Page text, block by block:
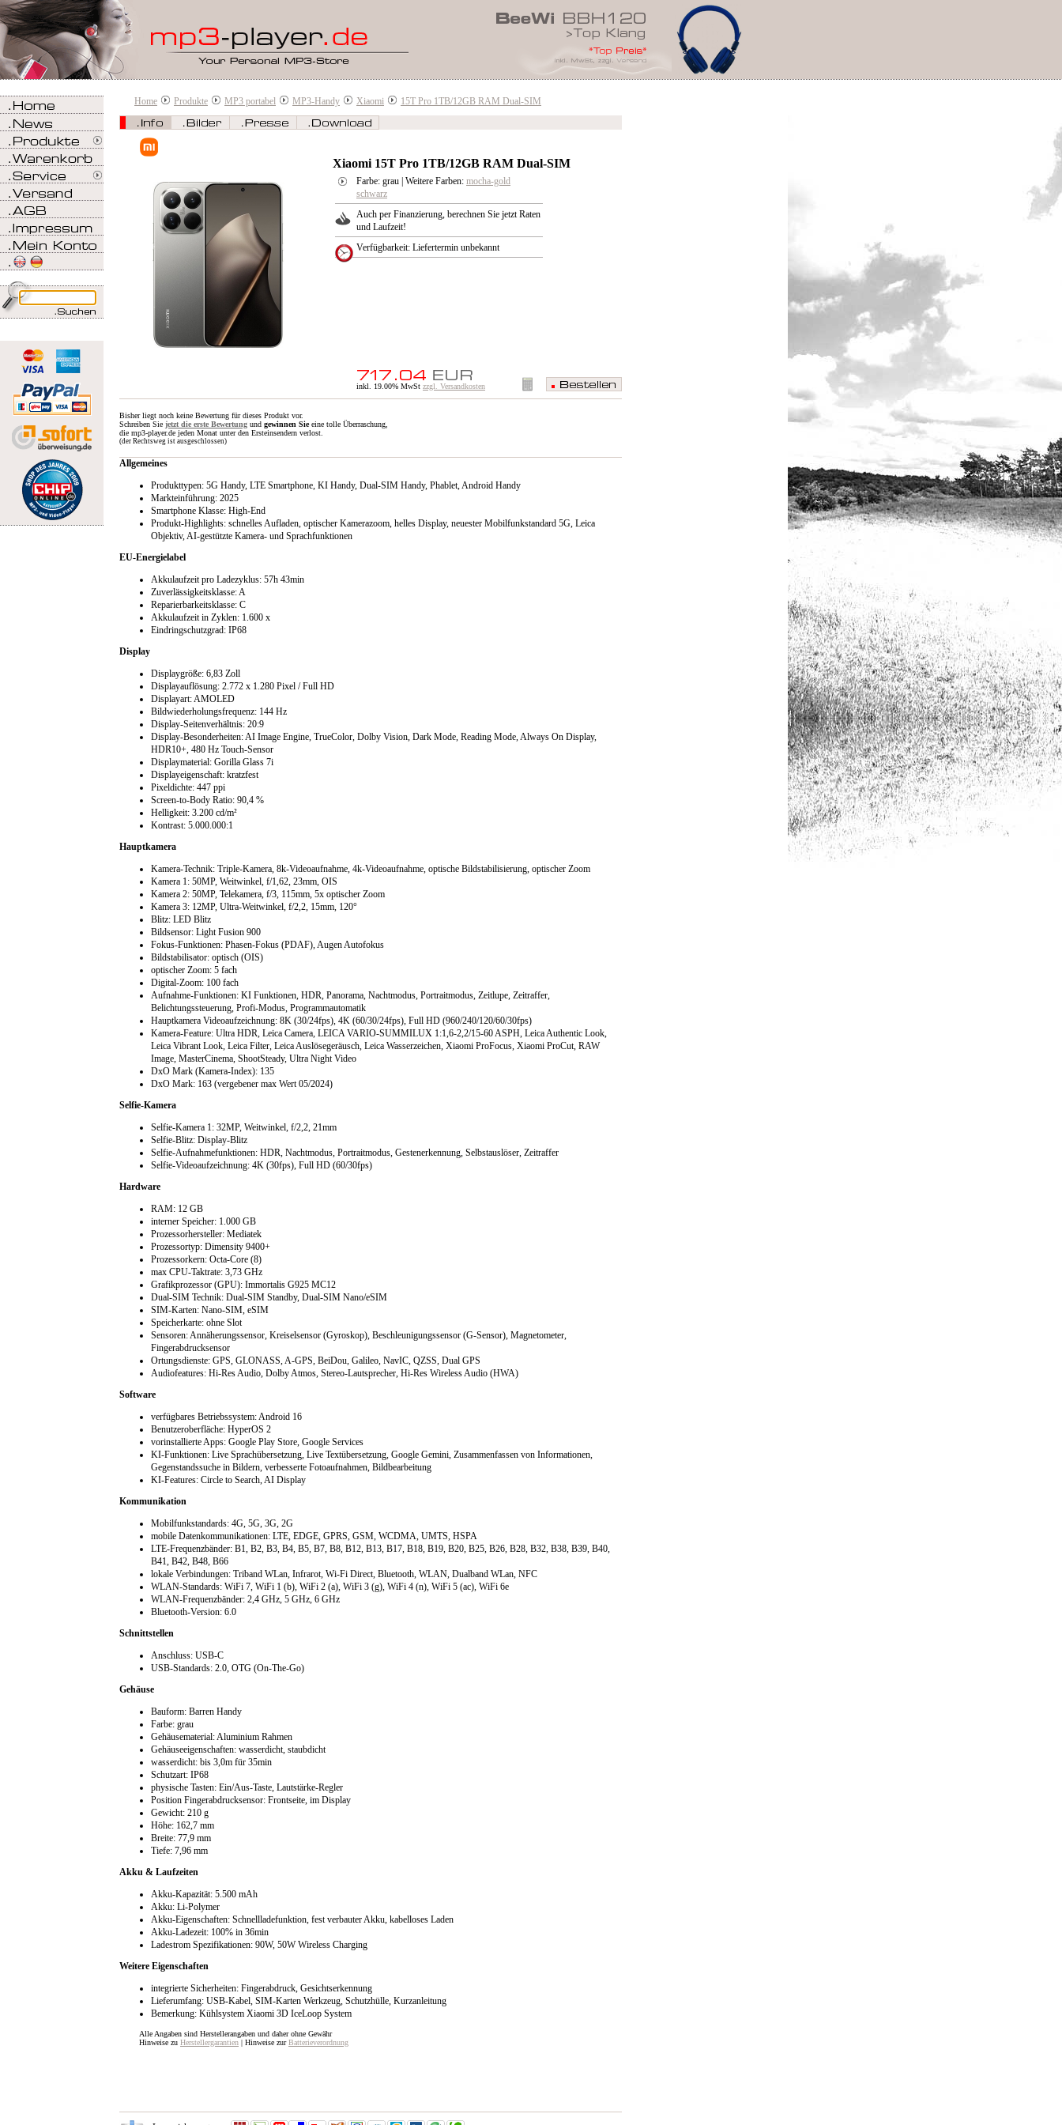
Home Produkte MP3 portabel MP3-Handy Xiaomi 15T Pro 1TB/12GB RAM Dual-SIM
Xiaomi 15T Pro 1TB/12GB RAM Dual-SIM
Farbe: grau | Weitere Farben: mocha-gold
schwarz
Auch per Finanzierung, berechnen Sie jetzt Raten
und Laufzeit!
Verfügbarkeit: Liefertermin unbekannt
inkl. 19.00% MwSt zzgl. Versandkosten
Bisher liegt noch keine Bewertung für dieses Produkt vor.
Schreiben Sie jetzt die erste Bewertung und gewinnen Sieeine tolle Überraschung,
die mp3-player.de jeden Monat unter den Ersteinsendern verlost.
(der Rechtsweg ist ausgeschlossen)
Allgemeines
Produkttypen: 5G Handy, LTE Smartphone, KI Handy, Dual-SIM Handy, Phablet, Android Handy
Markteinführung: 2025
Smartphone Klasse: High-End
Produkt-Highlights: schnelles Aufladen, optischer Kamerazoom, helles Display, neuester Mobilfunkstandard 5G, Leica
Objektiv, AI-gestützte Kamera- und Sprachfunktionen
EU-Energielabel
Akkulaufzeit pro Ladezyklus: 57h 43min
Zuverlässigkeitsklasse: A
Reparierbarkeitsklasse: C
Akkulaufzeit in Zyklen: 1.600 x
Eindringschutzgrad: IP68
Display
Displaygröße: 6,83 Zoll
Displayauflösung: 2.772 x 1.280 Pixel / Full HD
Displayart: AMOLED
Bildwiederholungsfrequenz: 144 Hz
Display-Seitenverhältnis: 20:9
Display-Besonderheiten: AI Image Engine, TrueColor, Dolby Vision, Dark Mode, Reading Mode, Always On Display,
HDR10+, 480 Hz Touch-Sensor
Displaymaterial: Gorilla Glass 7i
Displayeigenschaft: kratzfest
Pixeldichte: 447 ppi
Screen-to-Body Ratio: 90,4 %
Helligkeit: 3.200 cd/m²
Kontrast: 5.000.000:1
Hauptkamera
Kamera-Technik: Triple-Kamera, 8k-Videoaufnahme, 4k-Videoaufnahme, optische Bildstabilisierung, optischer Zoom
Kamera 1: 50MP, Weitwinkel, f/1,62, 23mm, OIS
Kamera 2: 50MP, Telekamera, f/3, 115mm, 5x optischer Zoom
Kamera 3: 12MP, Ultra-Weitwinkel, f/2,2, 15mm, 120°
Blitz: LED Blitz
Bildsensor: Light Fusion 900
Fokus-Funktionen: Phasen-Fokus (PDAF), Augen Autofokus
Bildstabilisator: optisch (OIS)
optischer Zoom: 5 fach
Digital-Zoom: 100 fach
Aufnahme-Funktionen: KI Funktionen, HDR, Panorama, Nachtmodus, Portraitmodus, Zeitlupe, Zeitraffer,
Belichtungssteuerung, Profi-Modus, Programmautomatik
Hauptkamera Videoaufzeichnung: 8K (30/24fps), 4K (60/30/24fps), Full HD (960/240/120/60/30fps)
Kamera-Feature: Ultra HDR, Leica Camera, LEICA VARIO-SUMMILUX 1:1,6-2,2/15-60 ASPH, Leica Authentic Look,
Leica Vibrant Look, Leica Filter, Leica Auslösegeräusch, Leica Wasserzeichen, Xiaomi ProFocus, Xiaomi ProCut, RAW
Image, MasterCinema, ShootSteady, Ultra Night Video
DxO Mark (Kamera-Index): 135
DxO Mark: 163 (vergebener max Wert 05/2024)
Selfie-Kamera
Selfie-Kamera 1: 32MP, Weitwinkel, f/2,2, 21mm
Selfie-Blitz: Display-Blitz
Selfie-Aufnahmefunktionen: HDR, Nachtmodus, Portraitmodus, Gestenerkennung, Selbstauslöser, Zeitraffer
Selfie-Videoaufzeichnung: 4K (30fps), Full HD (60/30fps)
Hardware
RAM: 12 GB
interner Speicher: 1.000 GB
Prozessorhersteller: Mediatek
Prozessortyp: Dimensity 9400+
Prozessorkern: Octa-Core (8)
max CPU-Taktrate: 3,73 GHz
Grafikprozessor (GPU): Immortalis G925 MC12
Dual-SIM Technik: Dual-SIM Standby, Dual-SIM Nano/eSIM
SIM-Karten: Nano-SIM, eSIM
Speicherkarte: ohne Slot
Sensoren: Annäherungssensor, Kreiselsensor (Gyroskop), Beschleunigungssensor (G-Sensor), Magnetometer,
Fingerabdrucksensor
Ortungsdienste: GPS, GLONASS, A-GPS, BeiDou, Galileo, NavIC, QZSS, Dual GPS
Audiofeatures: Hi-Res Audio, Dolby Atmos, Stereo-Lautsprecher, Hi-Res Wireless Audio (HWA)
Software
verfügbares Betriebssystem: Android 16
Benutzeroberfläche: HyperOS 2
vorinstallierte Apps: Google Play Store, Google Services
KI-Funktionen: Live Sprachübersetzung, Live Textübersetzung, Google Gemini, Zusammenfassen von Informationen,
Gegenstandssuche in Bildern, verbesserte Fotoaufnahmen, Bildbearbeitung
KI-Features: Circle to Search, AI Display
Kommunikation
Mobilfunkstandards: 4G, 5G, 3G, 2G
mobile Datenkommunikationen: LTE, EDGE, GPRS, GSM, WCDMA, UMTS, HSPA
LTE-Frequenzbänder: B1, B2, B3, B4, B5, B7, B8, B12, B13, B17, B18, B19, B20, B25, B26, B28, B32, B38, B39, B40,
B41, B42, B48, B66
lokale Verbindungen: Triband WLan, Infrarot, Wi-Fi Direct, Bluetooth, WLAN, Dualband WLan, NFC
WLAN-Standards: WiFi 7, WiFi 1 (b), WiFi 2 (a), WiFi 3 (g), WiFi 4 (n), WiFi 5 (ac), WiFi 6e
WLAN-Frequenzbänder: 2,4 GHz, 5 GHz, 6 GHz
Bluetooth-Version: 6.0
Schnittstellen
Anschluss: USB-C
USB-Standards: 2.0, OTG (On-The-Go)
Gehäuse
Bauform: Barren Handy
Farbe: grau
Gehäusematerial: Aluminium Rahmen
Gehäuseeigenschaften: wasserdicht, staubdicht
wasserdicht: bis 3,0m für 35min
Schutzart: IP68
physische Tasten: Ein/Aus-Taste, Lautstärke-Regler
Position Fingerabdrucksensor: Frontseite, im Display
Gewicht: 210 g
Höhe: 162,7 mm
Breite: 77,9 mm
Tiefe: 7,96 mm
Akku & Laufzeiten
Akku-Kapazität: 5.500 mAh
Akku: Li-Polymer
Akku-Eigenschaften: Schnellladefunktion, fest verbauter Akku, kabelloses Laden
Akku-Ladezeit: 100% in 36min
Ladestrom Spezifikationen: 90W, 50W Wireless Charging
Weitere Eigenschaften
integrierte Sicherheiten: Fingerabdruck, Gesichtserkennung
Lieferumfang: USB-Kabel, SIM-Karten Werkzeug, Schutzhülle, Kurzanleitung
Bemerkung: Kühlsystem Xiaomi 3D IceLoop System
Alle Angaben sind Herstellerangaben und daher ohne Gewähr
Hinweise zu Herstellergarantien | Hinweise zurBatterieverordnung